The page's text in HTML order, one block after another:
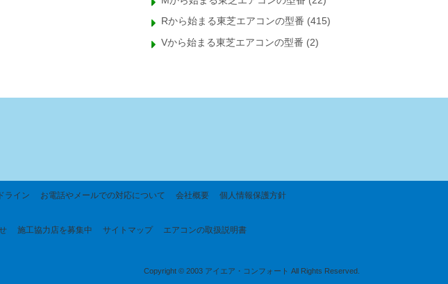
Rから始まる東芝エアコンの型番 (415)
Vから始まる東芝エアコンの型番 (2)
ライン お電話やメールでの対応について 会社概要 個人情報保護方針
施工協力店を募集中 サイトマップ エアコンの取扱説明書
Copyright © 2003 アイエア・コンフォート All Rights Reserved.